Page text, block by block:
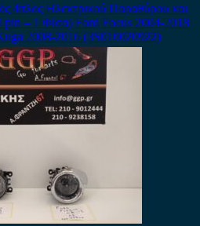
4πλος Ηλεκτρικού Παραθύρου και
– 1 Φίσα) Ford Focus 2004-2018
2008-2016 (3S010020922)